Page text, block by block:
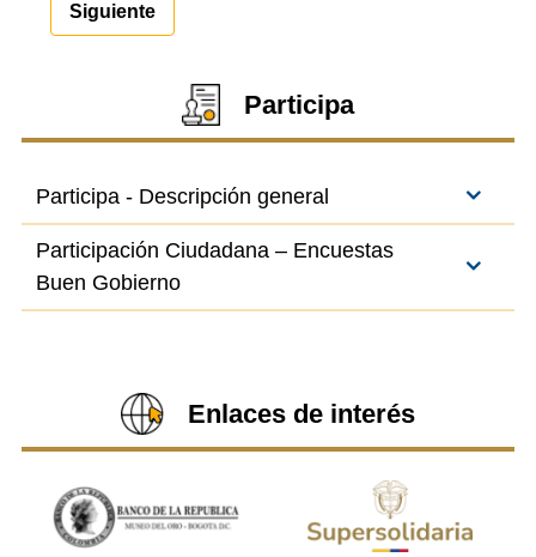
Siguiente
Participa
Participa - Descripción general
Participación Ciudadana – Encuestas
Buen Gobierno
Enlaces de interés